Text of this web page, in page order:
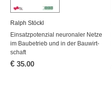
Ralph Stöckl
Ein­satz­po­ten­zi­al neu­ro­na­ler Netze
im Bau­be­trieb und in der Bau­wirt­
schaft
€ 35.00